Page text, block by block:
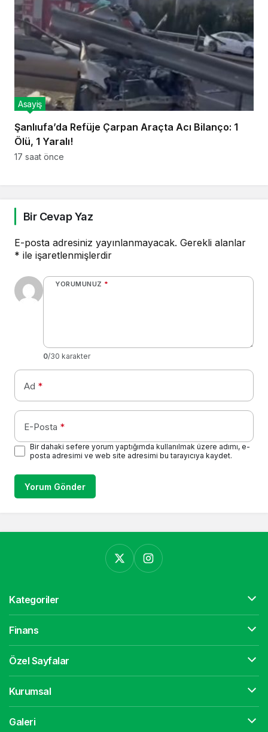
Şanlıufa’da Refüje Çarpan Araçta Acı Bilanço: 1
Ölü, 1 Yaralı!
Asayiş
17 saat önce
Bir Cevap Yaz
E-posta adresiniz yayınlanmayacak. Gerekli alanlar
* ile işaretlenmişlerdir
YORUMUNUZ *
0/30 karakter
Ad *
E-Posta *
Bir dahaki sefere yorum yaptığımda kullanılmak üzere adımı, e-
posta adresimi ve web site adresimi bu tarayıcıya kaydet.
Yorum Gönder
Kategoriler
Finans
Özel Sayfalar
Kurumsal
Galeri